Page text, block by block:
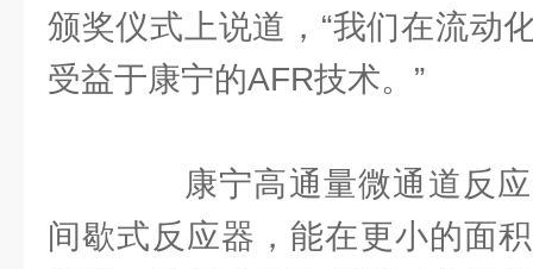
颁奖仪式上说道，“我们在流动
受益于康宁的AFR技术。”
康宁高通量微通道反应
间歇式反应器，能在更小的面